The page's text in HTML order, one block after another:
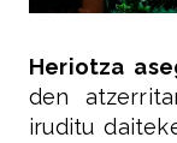
Heriotza
den
iruditu